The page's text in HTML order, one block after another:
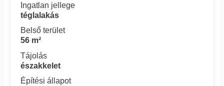
Ingatlan jellege
téglalakás
Belső terület
56 m²
Tájolás
északkelet
Építési állapot